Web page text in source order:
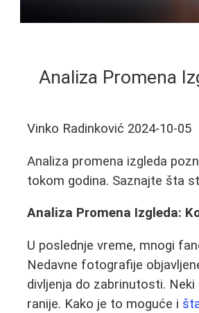
Analiza Promena
Vinko Radinković 2024-10-05
Analiza promena izgleda
tokom godina. Saznajte šta
Analiza Promena Izgleda:
U poslednje vreme, mnogi
Nedavne fotografije
divljenja do zabrinutosti.
ranije. Kako je to moguće i